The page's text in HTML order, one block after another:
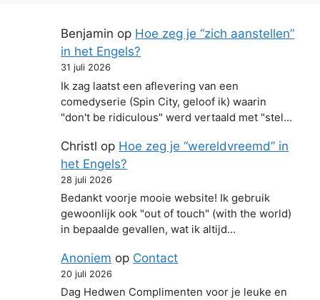
Benjamin op Hoe zeg je “zich aanstellen”
in het Engels?
31 juli 2026
Ik zag laatst een aflevering van een
comedyserie (Spin City, geloof ik) waarin
"don't be ridiculous" werd vertaald met "stel…
Christl op Hoe zeg je “wereldvreemd” in
het Engels?
28 juli 2026
Bedankt voorje mooie website! Ik gebruik
gewoonlijk ook "out of touch" (with the world)
in bepaalde gevallen, wat ik altijd…
Anoniem op Contact
20 juli 2026
Dag Hedwen Complimenten voor je leuke en